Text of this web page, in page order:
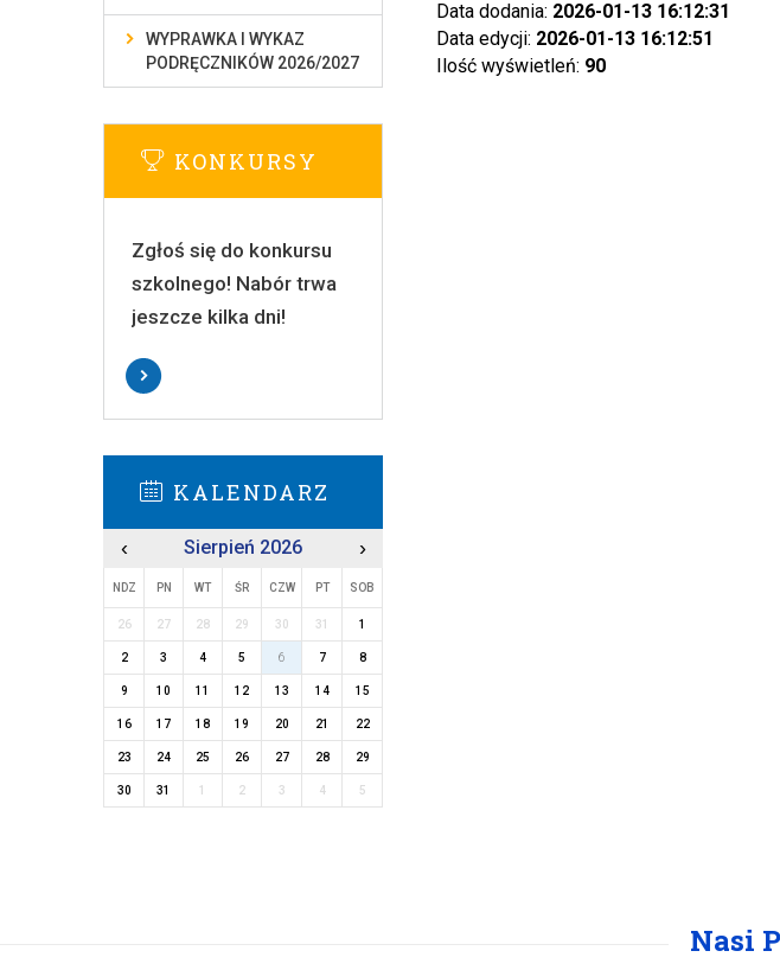
Data dodania: 2026-01-13 16:12:31
Data edycji: 2026-01-13 16:12:51
Ilość wyświetleń: 90
WYPRAWKA I WYKAZ
PODRĘCZNIKÓW 2026/2027
KONKURSY
Zgłoś się do konkursu
szkolnego! Nabór trwa
jeszcze kilka dni!
KALENDARZ
‹ Sierpień 2026 ›
NDZ PN WT ŚR CZW PT SOB
26 27 28 29 30 31 1
2 3 4 5 6 7 8
9 10 11 12 13 14 15
16 17 18 19 20 21 22
23 24 25 26 27 28 29
30 31 2 3 4 5
Nasi